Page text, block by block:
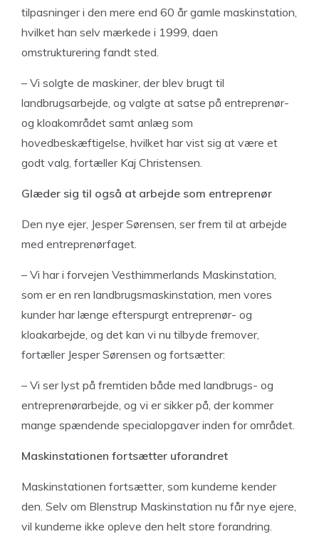
tilpasninger i den mere end 60 år gamle maskinstation,
hvilket han selv mærkede i 1999, daen
omstrukturering fandt sted.
– Vi solgte de maskiner, der blev brugt til
landbrugsarbejde, og valgte at satse på entreprenør-
og kloakområdet samt anlæg som
hovedbeskæftigelse, hvilket har vist sig at være et
godt valg, fortæller Kaj Christensen.
Glæder sig til også at arbejde som entreprenør
Den nye ejer, Jesper Sørensen, ser frem til at arbejde
med entreprenørfaget.
– Vi har i forvejen Vesthimmerlands Maskinstation,
som er en ren landbrugsmaskinstation, men vores
kunder har længe efterspurgt entreprenør- og
kloakarbejde, og det kan vi nu tilbyde fremover,
fortæller Jesper Sørensen og fortsætter:
– Vi ser lyst på fremtiden både med landbrugs- og
entreprenørarbejde, og vi er sikker på, der kommer
mange spændende specialopgaver inden for området.
Maskinstationen fortsætter uforandret
Maskinstationen fortsætter, som kunderne kender
den. Selv om Blenstrup Maskinstation nu får nye ejere,
vil kunderne ikke opleve den helt store forandring.